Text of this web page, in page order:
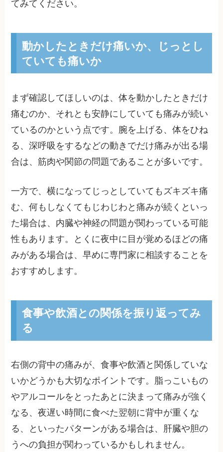
てみてください。
動かしたときだけ痛いか、じっとし
ていても痛いか
まず確認してほしいのは、体を動かしたときだけ
痛むのか、それとも安静にしていても痛みが続い
ているのかという点です。腕を上げる、体をひね
る、深呼吸をするなどの動きでだけ痛みが出る場
合は、筋肉や関節の問題であることが多いです。
一方で、横になってじっとしていてもズキズキ痛
む、何もしなくてもじわじわと痛みが続くといっ
た場合は、内臓や神経の問題が関わっている可能
性もあります。とくに夜中に目が覚めるほどの痛
みがある場合は、早めに専門家に相談することを
おすすめします。
食事や飲酒との関係を振り返ってみ
る
右側の背中の痛みが、食事や飲酒と関係していな
いかどうかも大切なポイントです。脂っこいもの
やアルコールをとったあとに決まって痛みが強く
なる、夜遅い時間に食べた翌朝に背中が重くな
る、といったパターンがある場合は、肝臓や胆の
うへの負担が関わっているかもしれません。